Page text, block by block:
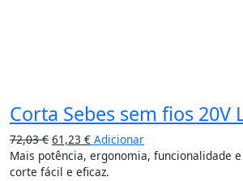
Corta Sebes sem fios 20V
72,03€ 61,23 € Adicionar
Mais potência, ergonomia, funcionalidade
corte fácil e eficaz.